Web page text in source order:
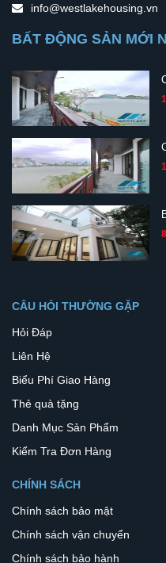
info@westlakehousing.vn
BẤT ĐỘNG SẢN MỚI
CÂU HỎI THƯỜNG GẶP
Hỏi Đáp
Liên Hệ
Biểu Phí Giao Hàng
Thẻ quà tặng
Danh Mục Sản Phẩm
Kiểm Tra Đơn Hàng
CHÍNH SÁCH
Chính sách bảo mật
Chính sách vận chuyển
Chính sách bảo hành